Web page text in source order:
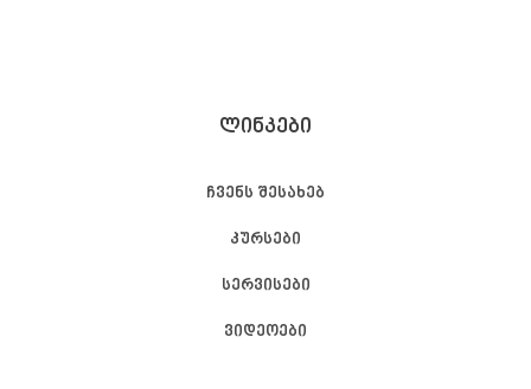
ᲚᲘᲜᲙᲔᲑᲘ
ჩვენს შესახებ
კურსები
სერვისები
ვიდეოები